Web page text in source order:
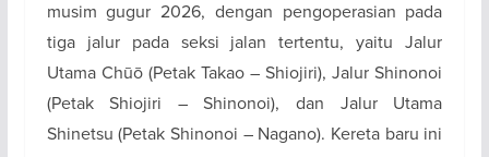
musim gugur 2026, dengan pengoperasian pada
tiga jalur pada seksi jalan tertentu, yaitu Jalur
Utama Chūō (Petak Takao – Shiojiri), Jalur Shinonoi
(Petak Shiojiri – Shinonoi), dan Jalur Utama
Shinetsu (Petak Shinonoi – Nagano). Kereta baru ini